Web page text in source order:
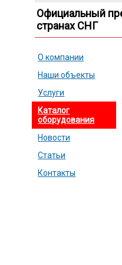
Официальный
странах СНГ
О компании
Наши объекты
Услуги
Каталог
оборудования
Новости
Статьи
Контакты